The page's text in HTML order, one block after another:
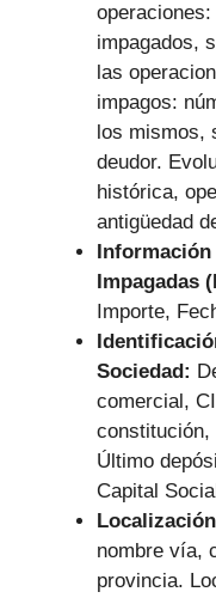
impagados,
las
impagos:
los mismos,
deudor.
histórica,
antigüedad
Información
Impagadas
Importe,
Sociedad:
comercial,
constitución,
Último
Capital
nombre vía,
provincia.